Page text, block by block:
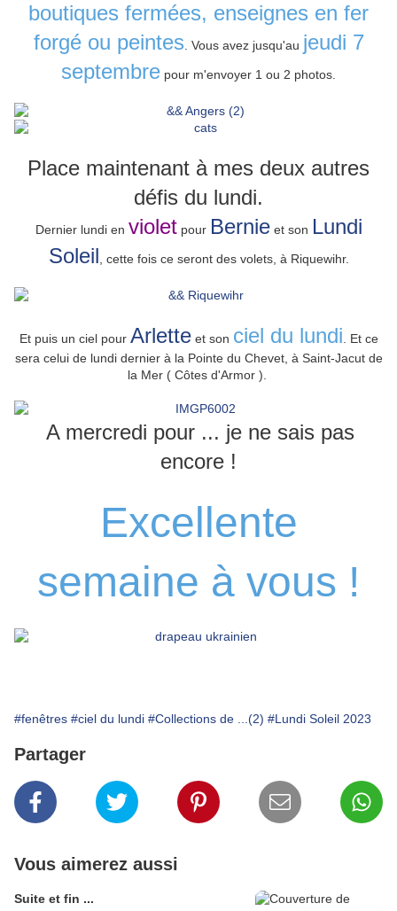
boutiques fermées, enseignes en fer
forgé ou peintes . Vous avez jusqu'au jeudi 7
septembre pour m'envoyer 1 ou 2 photos.
Place maintenant à mes deux autres
défis du lundi.
Dernier lundi en violetpour Bernieet son Lundi
Soleil , cette fois ce seront des volets, à Riquewihr.
Et puis un ciel pour Arletteet son ciel du lundi . Et ce
sera celui de lundi dernier à la Pointe du Chevet, à Saint-Jacut de
la Mer ( Côtes d'Armor ).
A mercredi pour ... je ne sais pas
encore !
Excellente
semaine à vous !
#fenêtres #ciel du lundi #Collections de ...(2) #Lundi Soleil 2023
Partager
Vous aimerez aussi
Suite et fin ...